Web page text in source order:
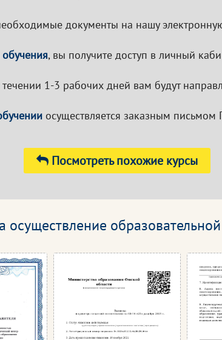
документы на нашу
, вы получите доступ в личный
течении 1-3 рабочих дней вам будут
осуществляется заказным письмом
Посмотреть похожие курсы
осуществление образовательной